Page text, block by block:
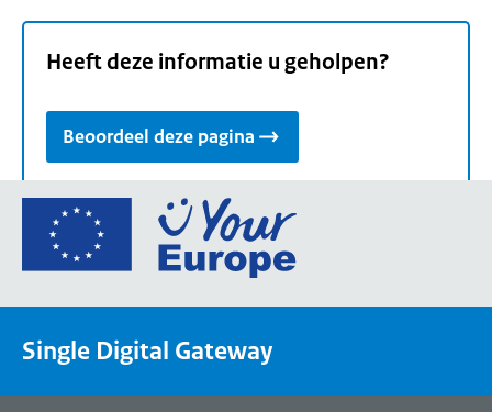
Heeft deze informatie u geholpen?
Beoordeel deze pagina
Ga
de
een
Single Digital Gateway